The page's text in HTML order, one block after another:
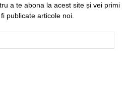
a te abona la acest site și vei primi
publicate articole noi.